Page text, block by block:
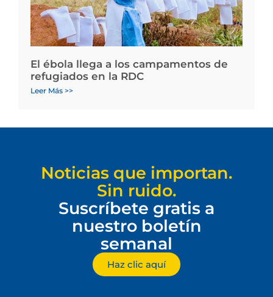
El ébola llega a los campamentos de
refugiados en la RDC
Leer Más >>
Noticias que importan.
Sin ruido.
Suscríbete gratis a
nuestro boletín
semanal
Haz clic aquí